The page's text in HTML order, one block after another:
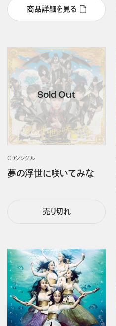
商品詳細を見る
CDシングル
夢の浮世に咲いてみな
売り切れ